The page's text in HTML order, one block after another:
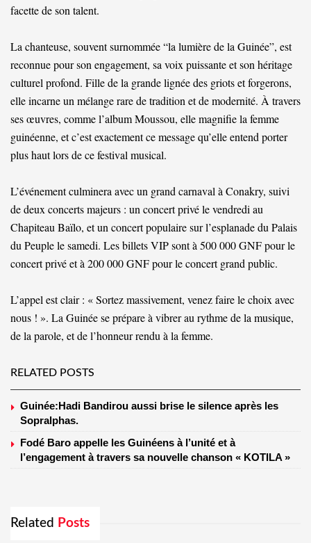
facette de son talent.
La chanteuse, souvent surnommée “la lumière de la Guinée”, est
reconnue pour son engagement, sa voix puissante et son héritage
culturel profond. Fille de la grande lignée des griots et forgerons,
elle incarne un mélange rare de tradition et de modernité. À travers
ses œuvres, comme l’album Moussou, elle magnifie la femme
guinéenne, et c’est exactement ce message qu’elle entend porter
plus haut lors de ce festival musical.
L’événement culminera avec un grand carnaval à Conakry, suivi
de deux concerts majeurs : un concert privé le vendredi au
Chapiteau Baïlo, et un concert populaire sur l’esplanade du Palais
du Peuple le samedi. Les billets VIP sont à 500 000 GNF pour le
concert privé et à 200 000 GNF pour le concert grand public.
L’appel est clair : « Sortez massivement, venez faire le choix avec
nous ! ». La Guinée se prépare à vibrer au rythme de la musique,
de la parole, et de l’honneur rendu à la femme.
RELATED POSTS
Guinée:Hadi Bandirou aussi brise le silence après les
Sopralphas.
Fodé Baro appelle les Guinéens à l’unité et à
l’engagement à travers sa nouvelle chanson « KOTILA »
Related Posts